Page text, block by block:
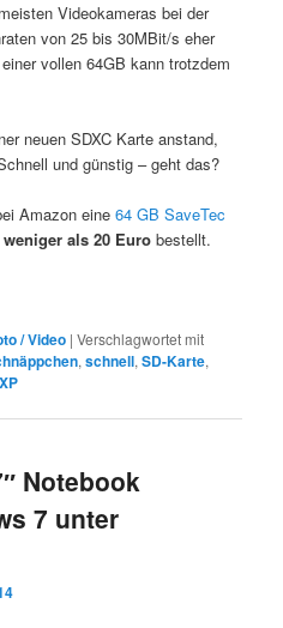
Videokameras bei der
von 25 bis 30MBit/s eher
vollen 64GB kann trotzdem
neuen SDXC Karte anstand,
und günstig – geht das?
Amazon eine64 GB SaveTec
als 20 Euro bestellt.
/ Video |Verschlagwortet mit
,schnell,SD-Karte,
Notebook
7 unter